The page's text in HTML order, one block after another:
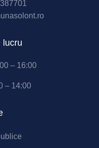
lucru
– 16:00
– 14:00